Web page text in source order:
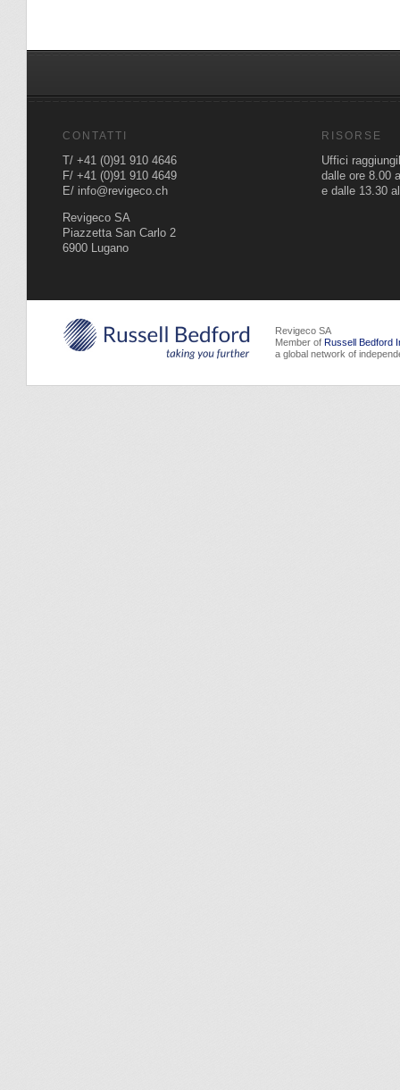
CONTATTI
T/ +41 (0)91 910 4646
F/ +41 (0)91 910 4649
E/ info@revigeco.ch
Revigeco SA
Piazzetta San Carlo 2
6900 Lugano
RISORSE
Uffici
dalle ore 8.00
e dalle 13.30
Revigeco SA
Member of Russell Bedford
a global network of